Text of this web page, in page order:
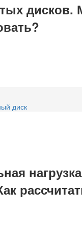
дисков.